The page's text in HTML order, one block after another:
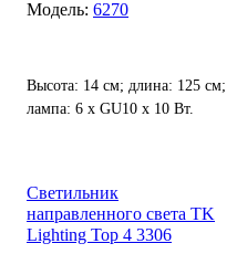
6270
Высота: 14 см; длина: 125 см;
лампа: 6 х GU10 х 10 Вт.
Светильник
направленного света TK
Lighting Top 4 3306